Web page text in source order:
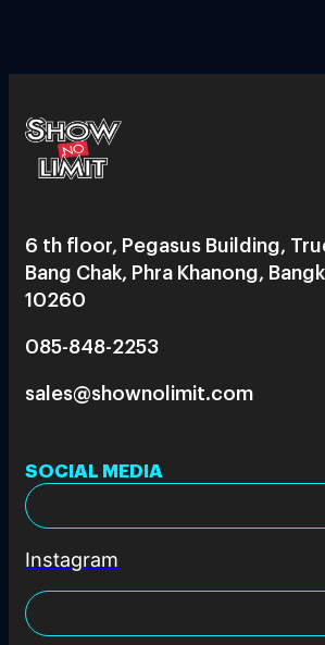
6 th floor, Pegasus Building,
Bang Chak, Phra Khanong,
10260
085-848-2253
sales@shownolimit.com
SOCIAL MEDIA
Instagram